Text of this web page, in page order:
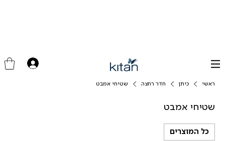
ראשי כיתן חדר רחצה שטיחי אמבט
שטיחי אמבט
כל המוצרים